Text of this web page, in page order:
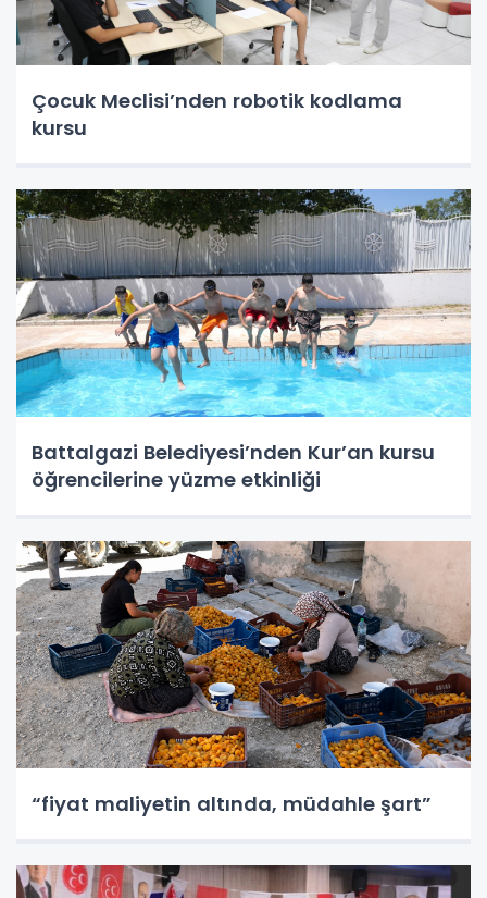
Çocuk Meclisi’nden robotik kodlama
kursu
Battalgazi Belediyesi’nden Kur’an kursu
öğrencilerine yüzme etkinliği
“fiyat maliyetin altında, müdahle şart”